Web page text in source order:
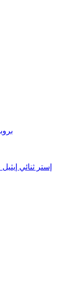
3-
3- (ترايثوكسيسيليل)